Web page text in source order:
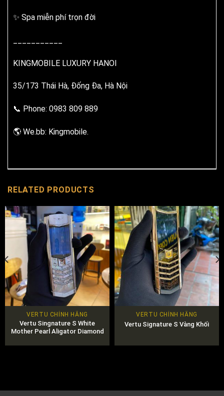
✨ Spa miễn phí trọn đời
KINGMOBILE LUXURY HANOI
35/173 Thái Hà, Đống Đa, Hà Nội
📞 Phone: 0983 809 889
🌎 We.bb: Kingmobile.
RELATED PRODUCTS
VERTU CHÍNH HÃNG
Vertu Singnature S White
Mother Pearl Aligator Diamond
VERTU CHÍNH HÃNG
Vertu Signature S Vàng Khối